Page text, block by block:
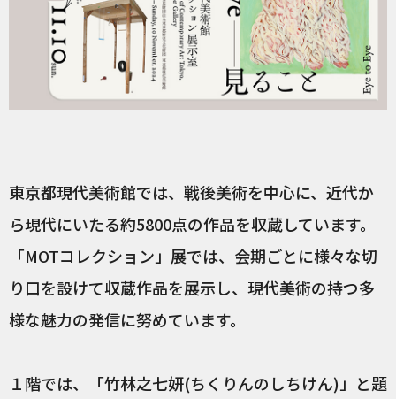
東京都現代美術館では、戦後美術を中心に、近代か
ら現代にいたる約5800点の作品を収蔵しています。
「MOTコレクション」展では、会期ごとに様々な切
り口を設けて収蔵作品を展示し、現代美術の持つ多
様な魅力の発信に努めています。
１階では、「竹林之七妍(ちくりんのしちけん)」と題